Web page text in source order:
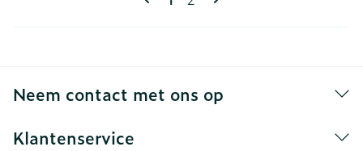
Neem contact met ons op
Klantenservice